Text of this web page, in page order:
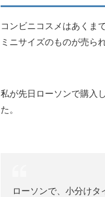
コンビニコスメはあくま
ミニサイズのものが売ら
私が先日ローソンで購入
た。
ローソンで、小分けタ